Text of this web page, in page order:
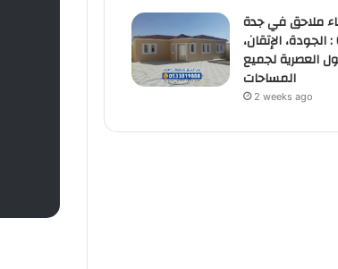
ملاحق في جدة
0533819888 : الجودة، الإتقان،
العصرية لجميع
المساحات
2 weeks ago